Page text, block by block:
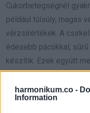
harmonikum.co -
Information
Cukorbetegségnél
például túlsúly, magas
vérzsírértékek. A
édesebb pácokkal,
készítik. Ezek együtt
tartását, főleg ha a
cukorbeteg vagy,
elkészítés módjára.